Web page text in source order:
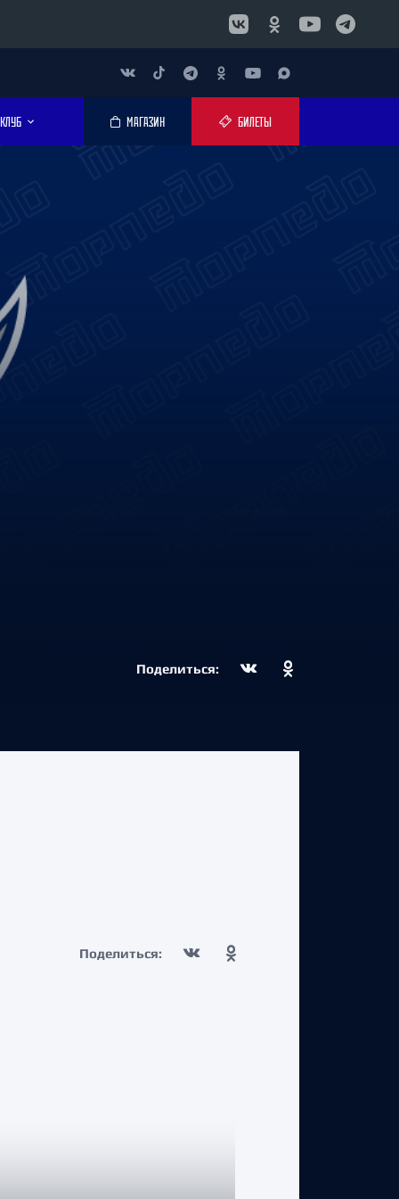
КЛУБ МАГАЗИН БИЛЕТЫ
Поделиться:
Поделиться: